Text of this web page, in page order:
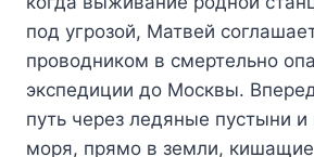
под угрозой, Матвей
проводником в смертельно
экспедиции до Москвы.
путь через ледяные пустыни
моря, прямо в земли, кишащие